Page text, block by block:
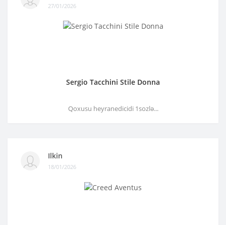
27/01/2026
Sergio Tacchini Stile Donna
Qoxusu heyranedicidi 1sozlə...
Ilkin
18/01/2026